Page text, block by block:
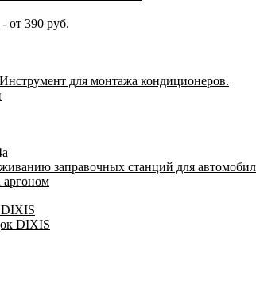
от 390 руб.
для монтажа кондиционеров.
заправочных станций для
аргоном
DIXIS
DIXIS